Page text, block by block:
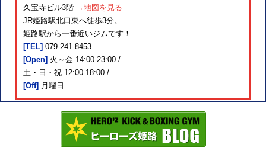
久宝寺ビル3階 →地図を見る
JR姫路駅北口東へ徒歩3分。
姫路駅から一番近いジムです！
[TEL] 079-241-8453
[Open] 火～金 14:00-23:00 /
土・日・祝 12:00-18:00 /
[Off] 月曜日